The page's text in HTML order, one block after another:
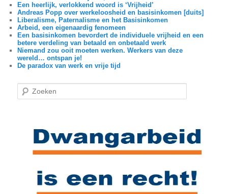
Een heerlijk, verlokkend woord is ‘Vrijheid’
Andreas Popp over werkeloosheid en basisinkomen [duits]
Liberalisme, Paternalisme en het Basisinkomen
Arbeid, een eigenaardig fenomeen
Een basisinkomen bevordert de individuele vrijheid en een
betere verdeling van betaald en onbetaald werk
Niemand zou ooit moeten werken. Werkers van deze
wereld… ontspan je!
De paradox van werk en vrije tijd
e